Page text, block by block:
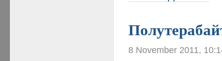
8 November 2011,